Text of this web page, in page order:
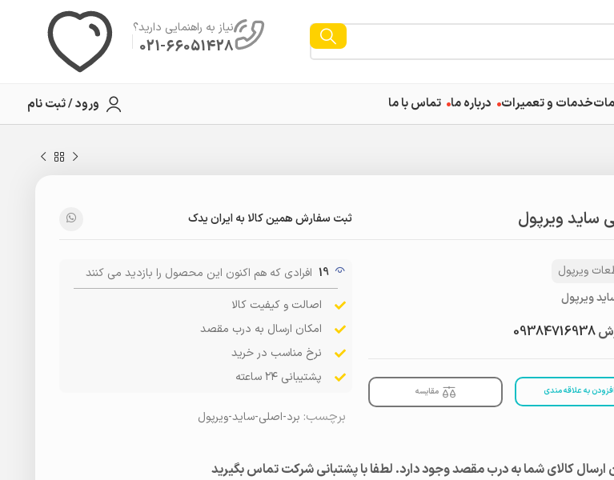
نیاز به راهنمایی دارید؟
021-66051428
خدمات و تعمیرات درباره ما تماس با ما ورود / ثبت نام
ساید ویرپول ثبت سفارش همین کالا به ایران یدک
ویرپول
ویرپول
09384716938
افزودن به علاقه مندی مقایسه
19 افرادی که هم اکنون این محصول را بازدید می کنند
اصالت و کیفیت کالا
امکان ارسال به درب مقصد
نرخ مناسب در خرید
پشتیبانی ۲۴ ساعته
برچسب: برد-اصلی-ساید-ویرپول
ارسال کالای شما به درب مقصد وجود دارد. لطفا با پشتبانی شرکت تماس بگیرید